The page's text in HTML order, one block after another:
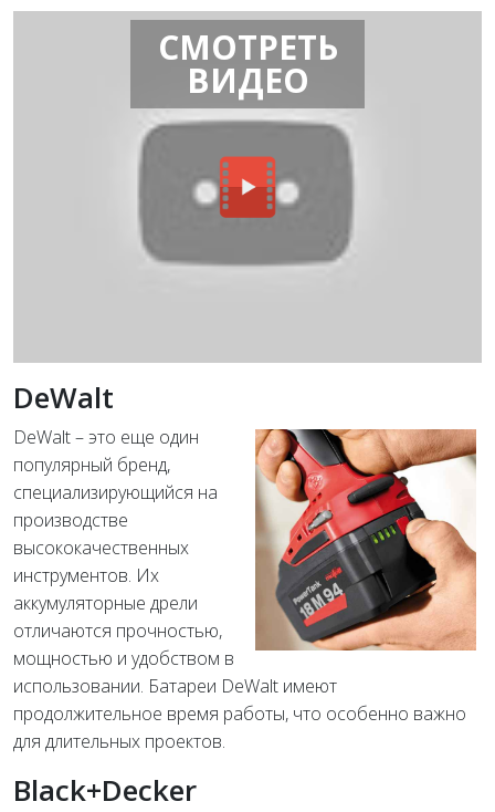
СМОТРЕТЬ
ВИДЕО
DeWalt
DeWalt – это еще один
популярный бренд,
специализирующийся на
производстве
высококачественных
инструментов. Их
аккумуляторные дрели
отличаются прочностью,
мощностью и удобством в
использовании. Батареи DeWalt имеют
продолжительное время работы, что особенно важно
для длительных проектов.
Black+Decker